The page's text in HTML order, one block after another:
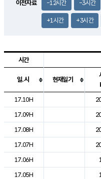
이전자료 -12시간 -3시간
+1시간 +3시간
도시별 기상실황표로 지점, 날
시간
일.시 현재일기
17.10H
17.09H
17.08H
17.07H
17.06H
17.05H